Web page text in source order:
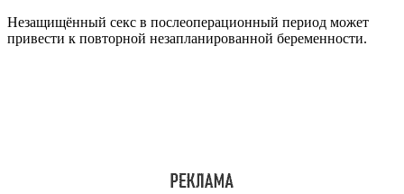
Незащищённый секс в послеоперационный период может
привести к повторной незапланированной беременности.